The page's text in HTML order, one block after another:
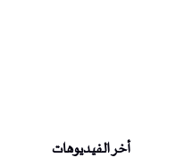
أخر الفيديوهات